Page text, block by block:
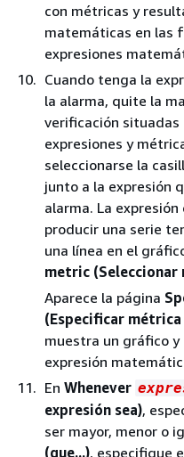
con métricas y
matemáticas en las
expresiones
Cuando tenga la
la alarma, quite la
verificación situadas
expresiones y
seleccionarse la
junto a la expresión
alarma. La
producir una serie
una línea en el
metric (Seleccionar
Aparece la página
(Especificar
muestra un gráfico
expresión
En Whenever
expresión sea),
ser mayor, menor o
(que...), especifique